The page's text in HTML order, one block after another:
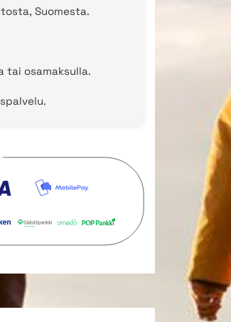
Suomesta.
tai osamaksulla.